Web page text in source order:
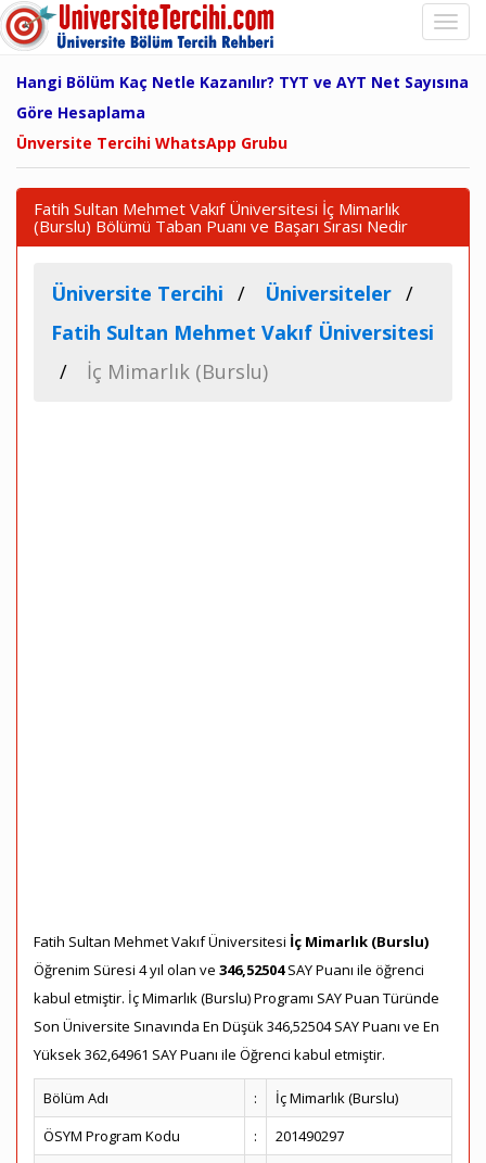
Hangi Bölüm Kaç Netle Kazanılır? TYT ve AYT Net Sayısına
Göre Hesaplama
Ünversite Tercihi WhatsApp Grubu
Fatih Sultan Mehmet Vakıf Üniversitesi İç Mimarlık
(Burslu) Bölümü Taban Puanı ve Başarı Sırası Nedir
Üniversite Tercihi
Üniversiteler
Fatih Sultan Mehmet Vakıf Üniversitesi
İç Mimarlık (Burslu)
Fatih Sultan Mehmet Vakıf Üniversitesi İç Mimarlık (Burslu)
Öğrenim Süresi 4 yıl olan ve 346,52504SAY Puanı ile öğrenci
kabul etmiştir. İç Mimarlık (Burslu) Programı SAY Puan Türünde
Son Üniversite Sınavında En Düşük 346,52504 SAY Puanı ve En
Yüksek 362,64961 SAY Puanı ile Öğrenci kabul etmiştir.
Bölüm Adı :
İç Mimarlık (Burslu)
ÖSYM Program Kodu
:
201490297